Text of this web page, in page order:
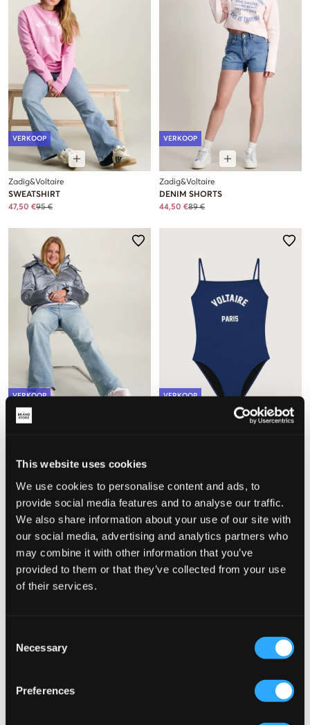
This website uses cookies
We use cookies to personalise content and ads, to
provide social media features and to analyse our traffic.
We also share information about your use of our site with
our social media, advertising and analytics partners who
may combine it with other information that you’ve
provided to them or that they’ve collected from your use
of their services.
Selection
Necessary
Preferences
VERKOOP
Zadig&Voltaire
SWEATSHIRT
47,50 €95 €
VERKOOP
Zadig&Voltaire
DENIM SHORTS
44,50 €89 €
VERKOOP
109,50 €219 €
VERKOOP
VERKOOP
Zadig&Voltaire